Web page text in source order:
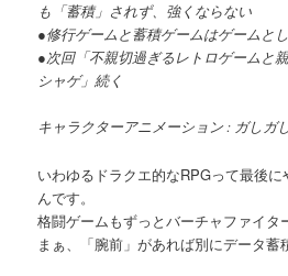
も「蓄積」されず、強くならない
●修行ゲームと蓄積ゲームはゲームと
●次回「不親切過ぎるレトロゲームと
シャゲ」続く
キャラクターアニメーション : ガしガし
いわゆるドラクエ的なRPGって最後
んです。
格闘ゲームもずっとバーチャファイタ
まぁ、「腕前」があれば別にデータ蓄